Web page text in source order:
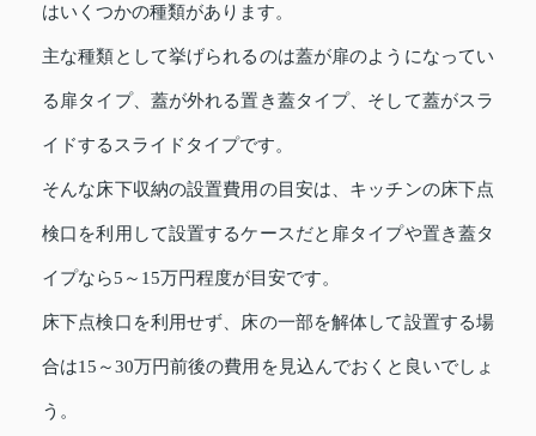
はいくつかの種類があります。
主な種類として挙げられるのは蓋が扉のようになってい
る扉タイプ、蓋が外れる置き蓋タイプ、そして蓋がスラ
イドするスライドタイプです。
そんな床下収納の設置費用の目安は、キッチンの床下点
検口を利用して設置するケースだと扉タイプや置き蓋タ
イプなら5～15万円程度が目安です。
床下点検口を利用せず、床の一部を解体して設置する場
合は15～30万円前後の費用を見込んでおくと良いでしょ
う。